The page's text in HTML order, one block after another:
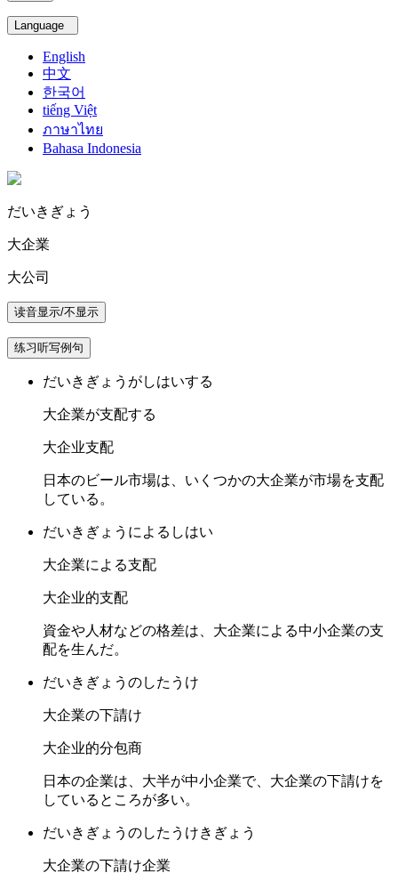
Language
English
中文
한국어
tiếng Việt
ภาษาไทย
Bahasa Indonesia
だいき ぎょう
大企業
大公司
读音显示/不显示
练习听写例句
だいきぎょうがしはいする
大企業が支配する
大企业支配
日本のビール市場は、いくつかの大企業が市場を支配
している。
だいきぎょうによるしはい
大企業による支配
大企业的支配
資金や人材などの格差は、大企業による中小企業の支
配を生んだ。
だいきぎょうのしたうけ
大企業の下請け
大企业的分包商
日本の企業は、大半が中小企業で、大企業の下請けを
しているところが多い。
だいきぎょうのしたうけきぎょう
大企業の下請け企業